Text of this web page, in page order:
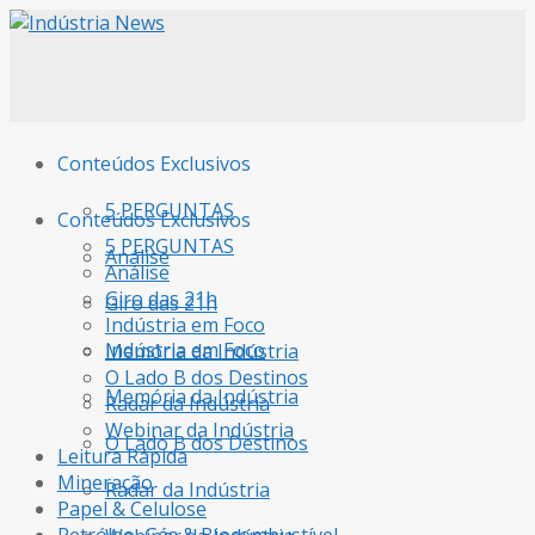
Conteúdos Exclusivos
5 PERGUNTAS
Análise
Giro das 21h
Indústria em Foco
Memória da Indústria
O Lado B dos Destinos
Radar da Indústria
Conteúdos Exclusivos
5 PERGUNTAS
Análise
Giro das 21h
Indústria em Foco
Memória da Indústria
O Lado B dos Destinos
Radar da Indústria
Webinar da Indústria
Leitura Rápida
Mineração
Papel & Celulose